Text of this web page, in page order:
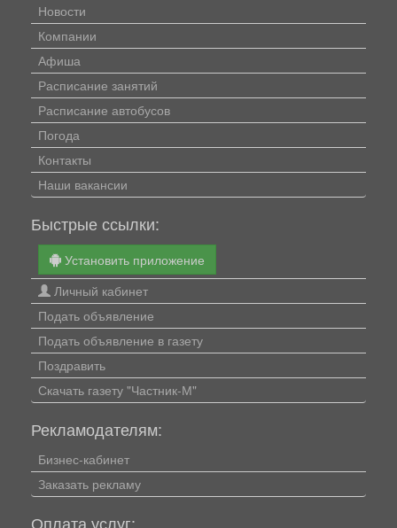
Новости
Компании
Афиша
Расписание занятий
Расписание автобусов
Погода
Контакты
Наши вакансии
Быстрые ссылки:
Установить приложение
Личный кабинет
Подать объявление
Подать объявление в газету
Поздравить
Скачать газету "Частник-М"
Рекламодателям:
Бизнес-кабинет
Заказать рекламу
Оплата услуг: